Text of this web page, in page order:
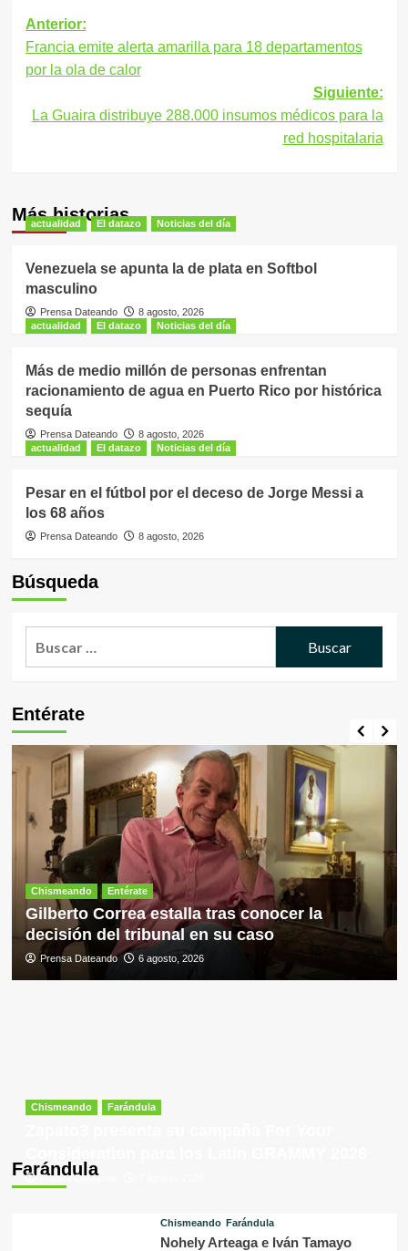
Navegación
de
entradas
Anterior:
Francia emite alerta amarilla para 18 departamentos
por la ola de calor
Siguiente:
La Guaira distribuye 288.000 insumos médicos para la
red hospitalaria
Más historias
actualidad El datazo Noticias del día
Venezuela se apunta la de plata en Softbol
masculino
Prensa Dateando
8 agosto, 2026
actualidad
El datazo Noticias del día
Más de medio millón de personas enfrentan
racionamiento de agua en Puerto Rico por histórica
sequía
Prensa Dateando
8 agosto, 2026
actualidad
El datazo Noticias del día
Pesar en el fútbol por el deceso de Jorge Messi a
los 68 años
Prensa Dateando 8 agosto, 2026
Búsqueda
Entérate
Chismeando Entérate
Gilberto Correa estalla tras conocer la
decisión del tribunal en su caso
Prensa Dateando 6 agosto, 2026
Farándula
Chismeando Farándula
Prensa Dateando
Chismeando Farándula
Nohely Arteaga e Iván Tamayo